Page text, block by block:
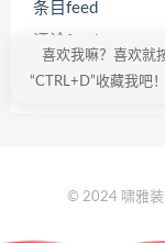
条目feed
WordPress.org
© 2024 啸雅装
喜欢我嘛？喜欢就
“CTRL+D”收藏我吧